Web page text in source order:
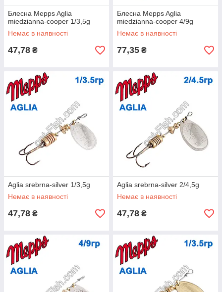
Блесна Mepps Aglia
miedzianna-cooper 1/3,5g
Немає в наявності
47,78 ₴
Блесна Mepps Aglia
miedzianna-cooper 4/9g
Немає в наявності
77,35 ₴
Aglia srebrna-silver 1/3,5g
Немає в наявності
47,78 ₴
Aglia srebrna-silver 2/4,5g
Немає в наявності
47,78 ₴